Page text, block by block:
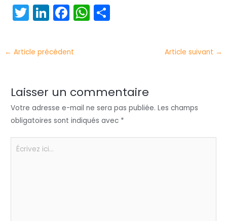
T
w
itt
er
Li
n
k
e
n
F
a
c
e
o
o
k
W
h
p
p
er
← Article précédent Article suivant →
Laisser un commentaire
Votre adresse e-mail ne sera pas publiée. Les champs
obligatoires sont indiqués avec *
Écrivez